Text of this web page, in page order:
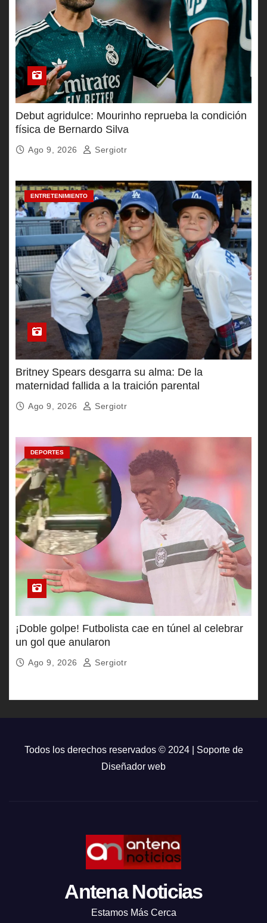
Debut agridulce: Mourinho reprueba la condición
física de Bernardo Silva
Ago 9, 2026 Sergiotr
ENTRETENIMIENTO
Britney Spears desgarra su alma: De la
maternidad fallida a la traición parental
Ago 9, 2026 Sergiotr
DEPORTES
¡Doble golpe! Futbolista cae en túnel al celebrar
un gol que anularon
Ago 9, 2026 Sergiotr
Todos los derechos reservados © 2024 | Soporte de
Diseñador web
Antena Noticias
Estamos Más Cerca